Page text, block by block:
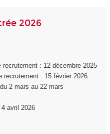
2026
: 12 décembre 2025
recrutement : 15 février 2026
2 mars au 22 mars
avril 2026